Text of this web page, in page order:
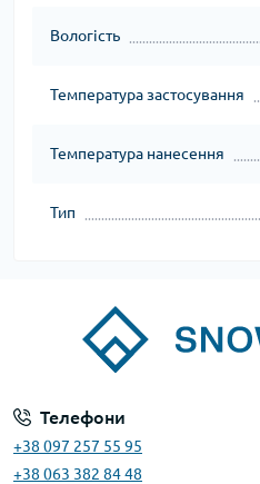
Вологість
Температура застосування
Температура нанесення
Тип
Телефони
+38 097 257 55 95
+38 063 382 84 48